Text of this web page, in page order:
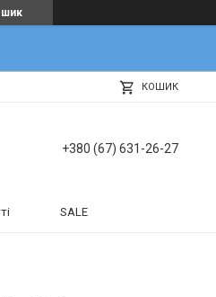
КОШИК
+380 (67) 631-26-27
SALE